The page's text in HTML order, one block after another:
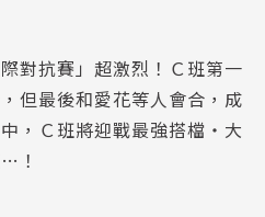
對抗賽」超激烈！Ｃ班第一
但最後和愛花等人會合，成
，Ｃ班將迎戰最強搭檔‧大
！